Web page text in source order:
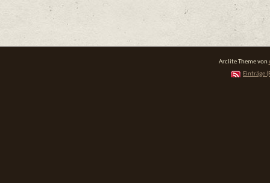
Arclite Theme von
Einträge